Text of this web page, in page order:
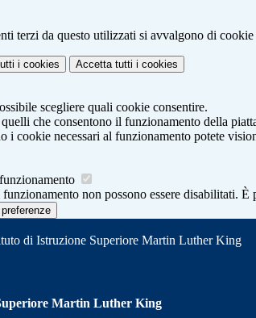
terzi da questo utilizzati si avvalgono di
i cookies Accetta tutti i cookies
scegliere quali cookie consentire.
che consentono il funzionamento della
i cookie necessari al funzionamento potete
non possono essere disabilitati.
di Istruzione Superiore Martin Luther King
Martin Luther King